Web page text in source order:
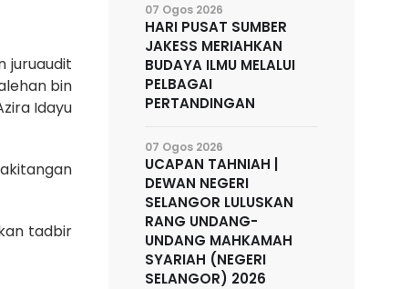
juruaudit
bin
Idayu
tadbir
07 Ogos 2026
HARI PUSAT SUMBER
JAKESS MERIAHKAN
BUDAYA ILMU MELALUI
PELBAGAI
PERTANDINGAN
07 Ogos 2026
UCAPAN TAHNIAH |
DEWAN NEGERI
SELANGOR LULUSKAN
RANG UNDANG-
UNDANG MAHKAMAH
SYARIAH (NEGERI
SELANGOR) 2026